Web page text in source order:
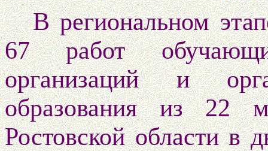
В региональном
67 работ
организаций и
образования из 22
Ростовской области в